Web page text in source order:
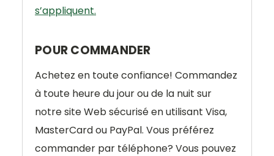
s’appliquent.
POUR COMMANDER
Achetez en toute confiance! Commandez
à toute heure du jour ou de la nuit sur
notre site Web sécurisé en utilisant Visa,
MasterCard ou PayPal. Vous préférez
commander par téléphone? Vous pouvez